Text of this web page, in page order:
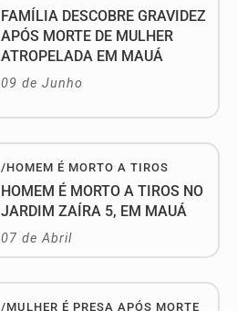
FAMÍLIA DESCOBRE GRAVIDEZ
APÓS MORTE DE MULHER
ATROPELADA EM MAUÁ
09 de Junho
/HOMEM É MORTO A TIROS
HOMEM É MORTO A TIROS NO
JARDIM ZAÍRA 5, EM MAUÁ
07 de Abril
/MULHER É PRESA APÓS MORTE